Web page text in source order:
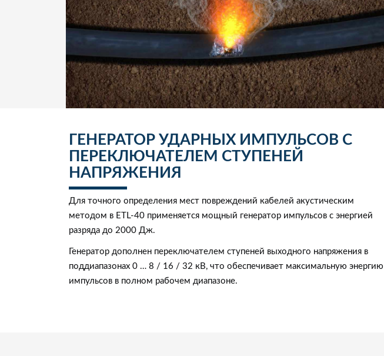
ГЕНЕРАТОР УДАРНЫХ ИМПУЛЬСОВ С
ПЕРЕКЛЮЧАТЕЛЕМ СТУПЕНЕЙ
НАПРЯЖЕНИЯ
Для точного определения мест повреждений кабелей акустическим
методом в ETL-40 применяется мощный генератор импульсов с энергией
разряда до 2000 Дж.
Генератор дополнен переключателем ступеней выходного напряжения в
поддиапазонах 0 … 8 / 16 / 32 кВ, что обеспечивает максимальную энергию
импульсов в полном рабочем диапазоне.